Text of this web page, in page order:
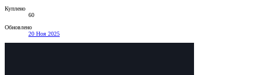
Куплено
60
Обновлено
20 Ноя 2025